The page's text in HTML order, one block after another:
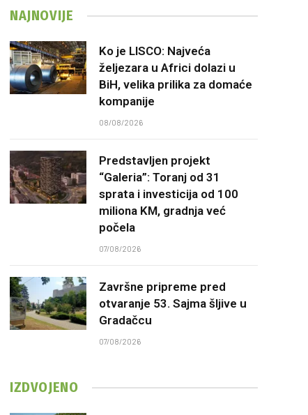
NAJNOVIJE
Ko je LISCO: Najveća
željezara u Africi dolazi u
BiH, velika prilika za domaće
kompanije
08/08/2026
Predstavljen projekt
“Galeria”: Toranj od 31
sprata i investicija od 100
miliona KM, gradnja već
počela
07/08/2026
Završne pripreme pred
otvaranje 53. Sajma šljive u
Gradačcu
07/08/2026
IZDVOJENO